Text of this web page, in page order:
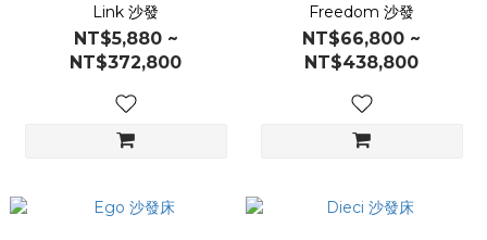
Link 沙發
NT$5,880 ~
NT$372,800
Freedom 沙發
NT$66,800 ~
NT$438,800